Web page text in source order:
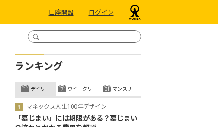
口座開設 ログイン
ランキング
デイリー
マネックス人生100年デザイン
「墓じまい」には期限がある？墓じまい
ウイークリー マンスリー